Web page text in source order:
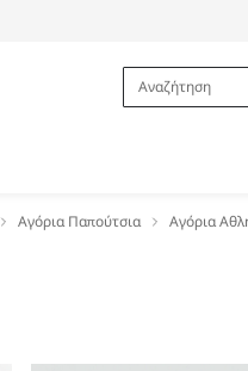
Αγόρια Παπούτσια Αγόρια